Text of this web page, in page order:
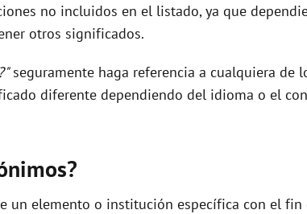
no incluidos en el listado, ya que
otros significados.
seguramente haga referencia a cualquiera de
diferente dependiendo del idioma o el
un elemento o institución específica con el fin